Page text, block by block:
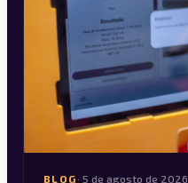
BLOG · 5 de agosto de 2026